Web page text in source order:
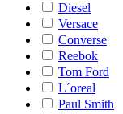
Diesel
Versace
Converse
Reebok
Tom Ford
L´oreal
Paul Smith